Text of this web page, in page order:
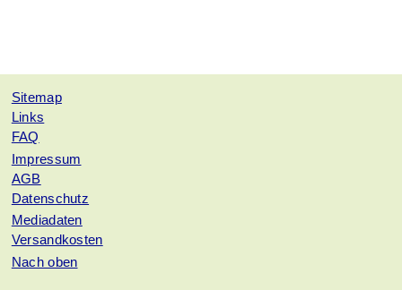
Sitemap
Links
FAQ
Impressum
AGB
Datenschutz
Mediadaten
Versandkosten
Nach oben